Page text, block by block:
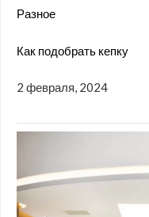
Разное
Как подобрать кепку
2 февраля, 2024